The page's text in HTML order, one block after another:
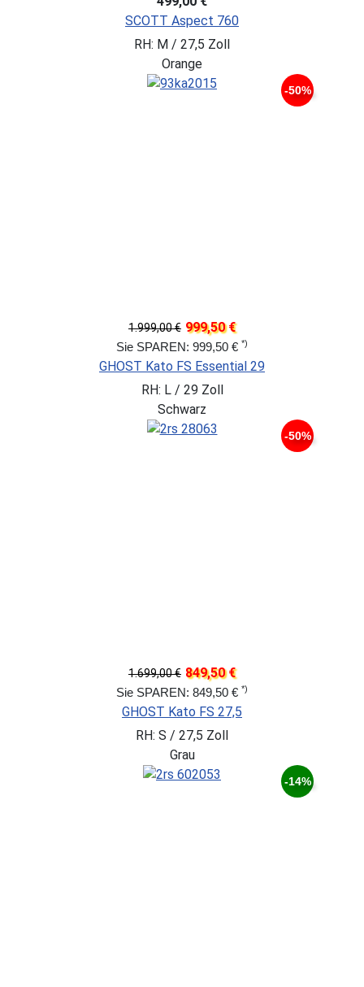
SCOTT Aspect 760
RH: M / 27,5 Zoll
Orange
-50%
1.999,00 € 999,50 €
Sie SPAREN: 999,50 € *)
GHOST Kato FS Essential 29
RH: L / 29 Zoll
Schwarz
-50%
1.699,00 € 849,50 €
Sie SPAREN: 849,50 € *)
GHOST Kato FS 27,5
RH: S / 27,5 Zoll
Grau
-14%